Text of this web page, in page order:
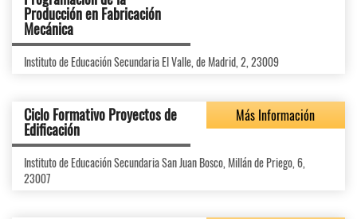
Producción en Fabricación
Mecánica
Instituto de Educación Secundaria El Valle, de Madrid, 2, 23009
Ciclo Formativo Proyectos de
Edificación
Más Información
Instituto de Educación Secundaria San Juan Bosco, Millán de Priego, 6,
23007